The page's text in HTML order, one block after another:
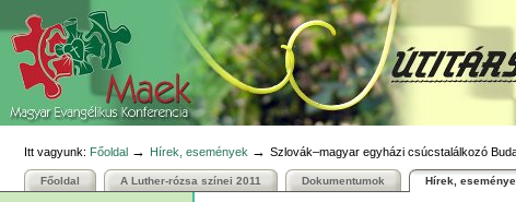
tartalomhoz
Ugrás
navigációhoz
eszközök
Itt vagyunk: Főoldal → Hírek, események →Szlovák–magyar egyházi csúcstalálkozó
Főoldal A Luther-rózsa színei 2011 Dokumentumok Hírek,